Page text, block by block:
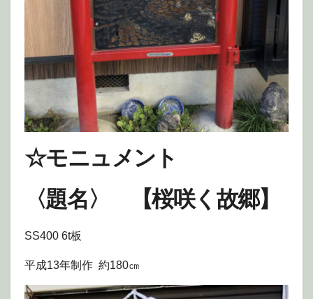
☆モニュメント
〈題名〉 【桜咲く故郷】
SS400 6t板
平成13年制作 約180㎝